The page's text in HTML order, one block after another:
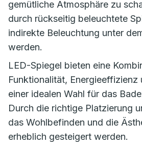
gemütliche Atmosphäre zu
durch rückseitig beleuchtete
indirekte Beleuchtung unter
werden.
LED-Spiegel bieten eine
Funktionalität, Energieeffizienz
einer idealen Wahl für das
Durch die richtige Platzierung
das Wohlbefinden und die
erheblich gesteigert werden.